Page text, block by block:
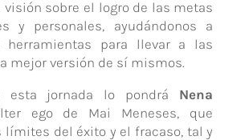
visión sobre el logro de las metas
y personales, ayudándonos a
herramientas para llevar a las
mejor versión de sí mismos.
esta jornada lo pondrá Nena
ego de Mai Meneses, que
límites del éxito y el fracaso, tal y